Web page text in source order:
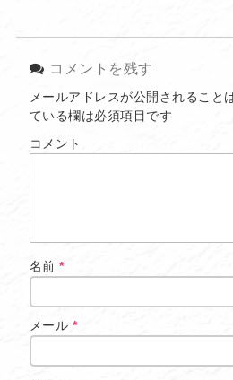
コメントを残す
メールアドレスが公開されること
ている欄は必須項目です
コメント
名前*
メール *